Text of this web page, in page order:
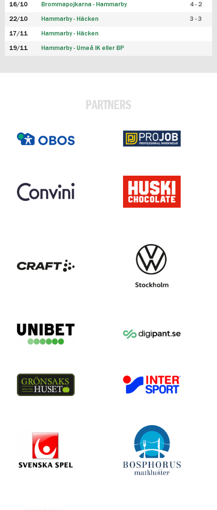
16/10 Brommapojkarna - Hammarby 4 - 2
22/10 Hammarby - Häcken 3 - 3
17/11 Hammarby - Häcken
19/11 Hammarby - Umeå IK eller BP
PARTNERS